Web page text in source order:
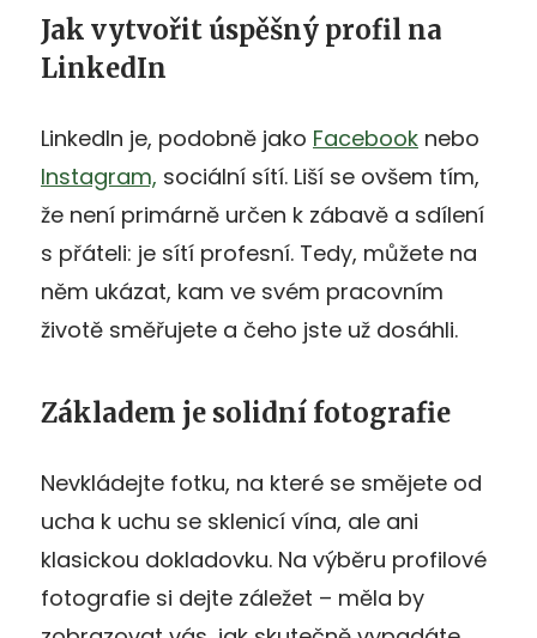
Jak vytvořit úspěšný profil na
LinkedIn
LinkedIn je, podobně jako Facebook nebo
Instagram, sociální sítí. Liší se ovšem tím,
že není primárně určen k zábavě a sdílení
s přáteli: je sítí profesní. Tedy, můžete na
něm ukázat, kam ve svém pracovním
životě směřujete a čeho jste už dosáhli.
Základem je solidní fotografie
Nevkládejte fotku, na které se smějete od
ucha k uchu se sklenicí vína, ale ani
klasickou dokladovku. Na výběru profilové
fotografie si dejte záležet – měla by